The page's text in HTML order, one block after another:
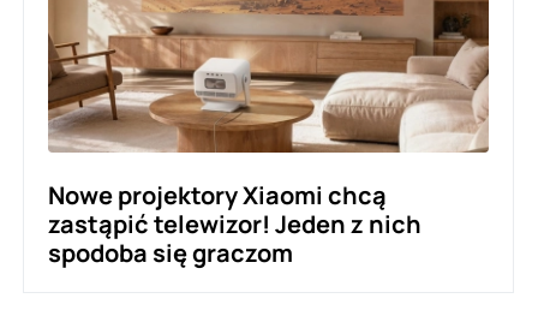
Nowe projektory Xiaomi chcą
zastąpić telewizor! Jeden z nich
spodoba się graczom